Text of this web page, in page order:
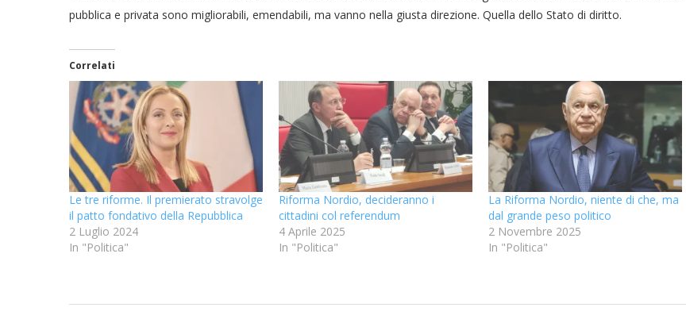
pubblica e privata sono migliorabili, emendabili, ma vanno nella giusta direzione. Quella dello Stato di diritto.
Correlati
Le tre riforme. Il premierato stravolge
il patto fondativo della Repubblica
2 Luglio 2024
In "Politica"
Riforma Nordio, decideranno i
cittadini col referendum
4 Aprile 2025
In "Politica"
La Riforma Nordio, niente di che, ma
dal grande peso politico
2 Novembre 2025
In "Politica"